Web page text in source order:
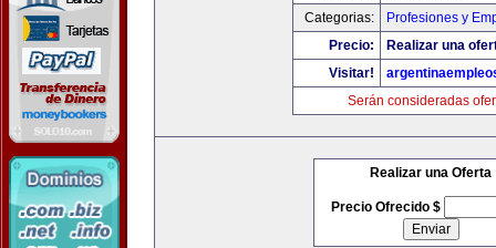
Categorias:
Profesiones y
Precio:
Realizar una
Visitar!
Serán consideradas
Realizar una Oferta
Precio Ofrecido $